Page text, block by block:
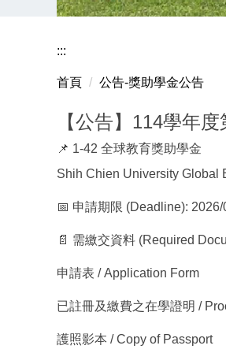
:::
首頁 公告-獎助學金公告
【公告】114學年
📌 1-42 全球教育獎助學金
Shih Chien University Global
📅 申請期限 (Deadline):
📄 需繳交資料 (Required
申請表 / Application Form
已註冊及繳費之在學證明 /
護照影本 / Copy of Passport